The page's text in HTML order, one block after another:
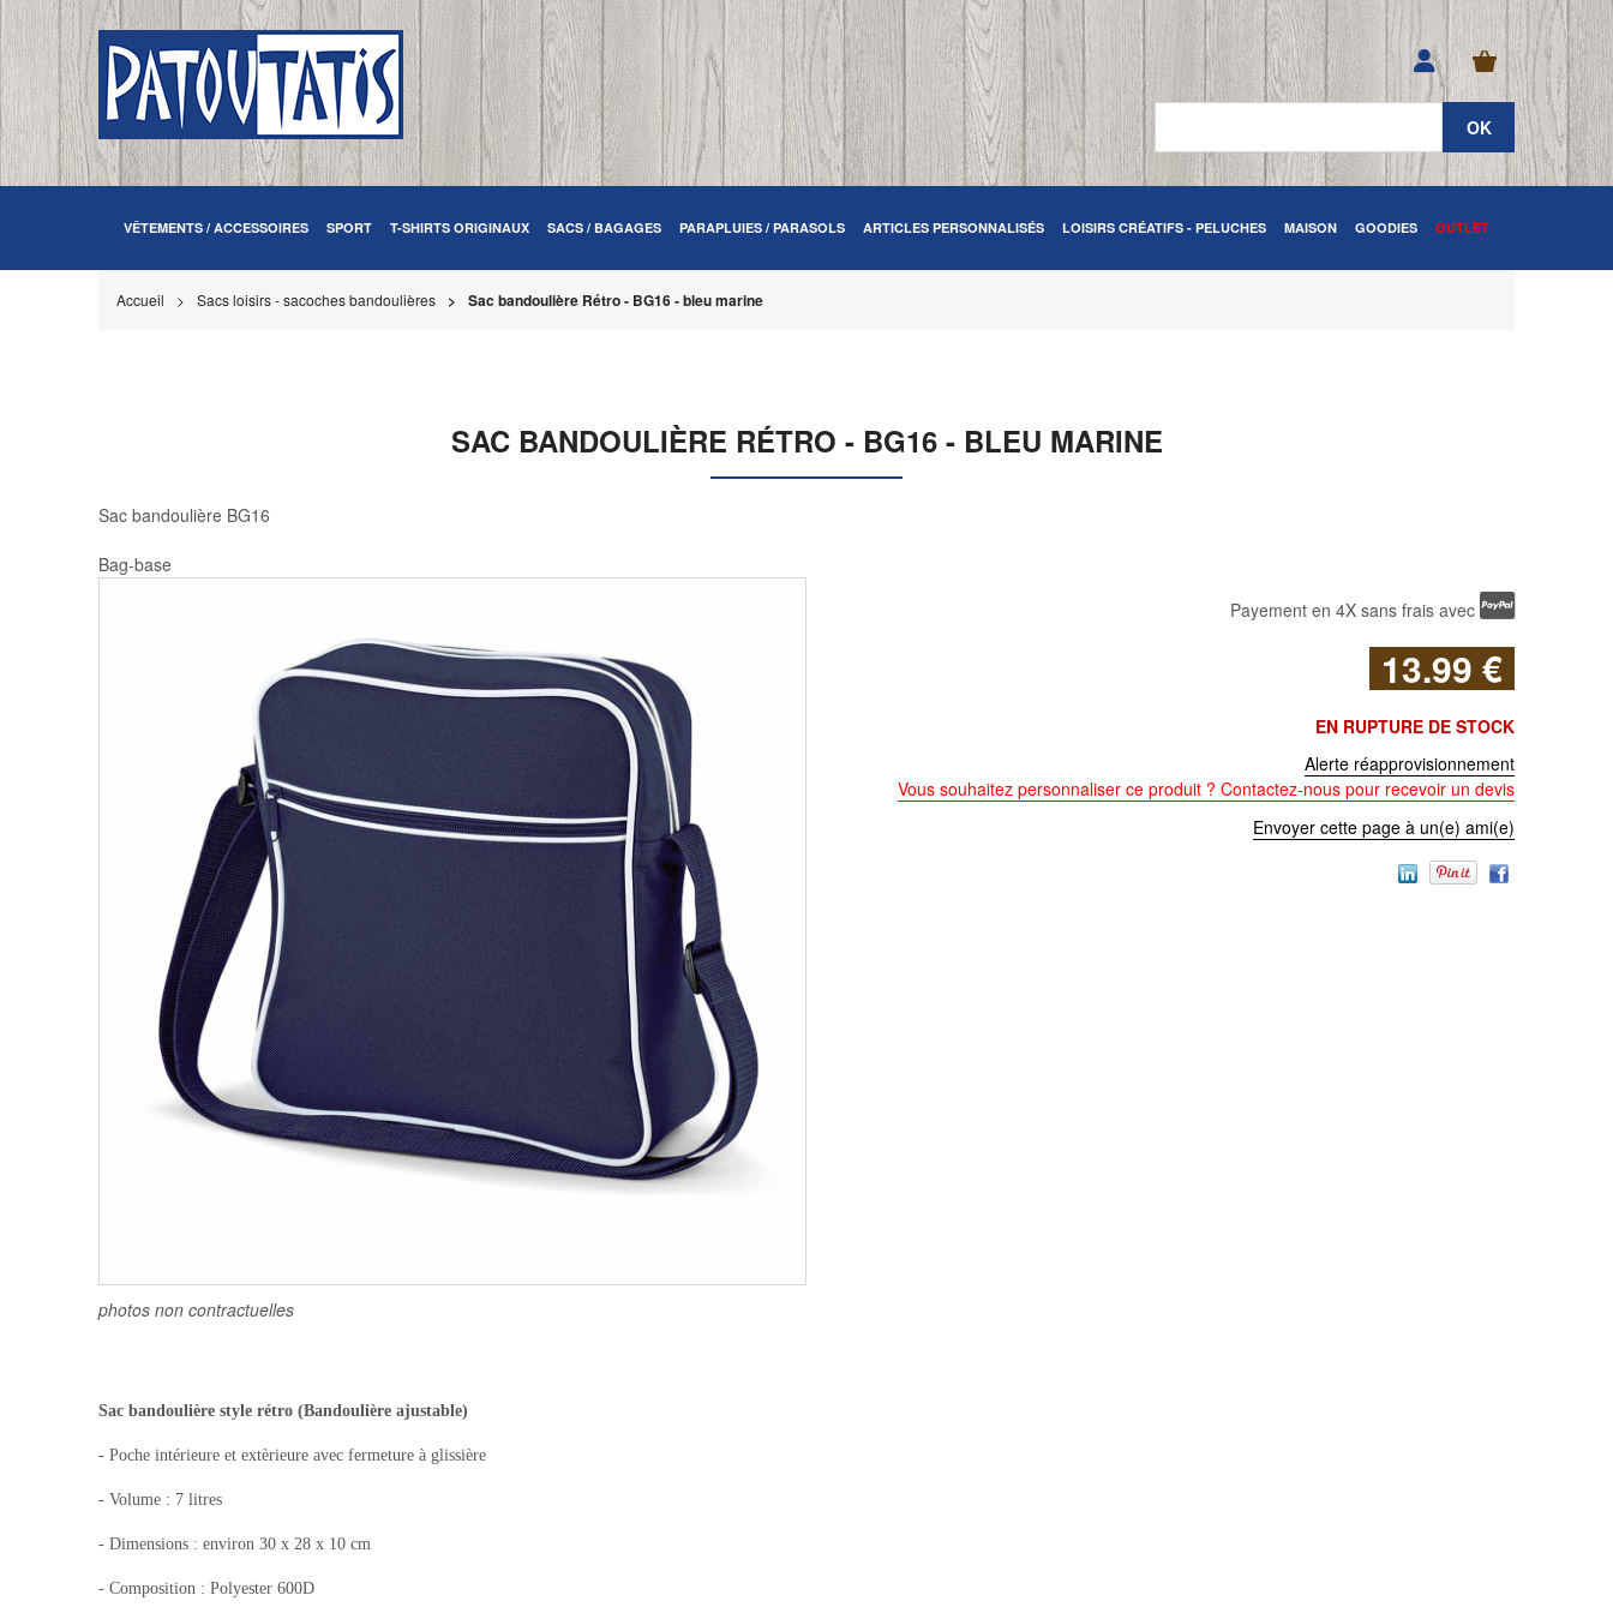
VÊTEMENTS / ACCESSOIRES SPORT T-SHIRTS ORIGINAUX SACS / BAGAGES PARAPLUIES / PARASOLS ARTICLES PERSONNALISÉS LOISIRS CRÉATIFS - PELUCHES MAISON GOODIES OUTLET
Accueil Sacs loisirs - sacoches bandoulières Sac bandoulière Rétro - BG16 - bleu marine
SAC BANDOULIÈRE RÉTRO - BG16 - BLEU MARINE
Sac bandoulière BG16
Bag-base
photos non contractuelles
Payement en 4X sans frais avec
13.99 €
EN RUPTURE DE STOCK
Alerte réapprovisionnement
Vous souhaitez personnaliser ce produit ? Contactez-nous pour recevoir un devis
Envoyer cette page à un(e) ami(e)
Sac bandoulière style rétro (Bandoulière ajustable)
- Poche intérieure et extèrieure avec fermeture à glissière
- Volume : 7 litres
- Dimensions : environ 30 x 28 x 10 cm
- Composition : Polyester 600D